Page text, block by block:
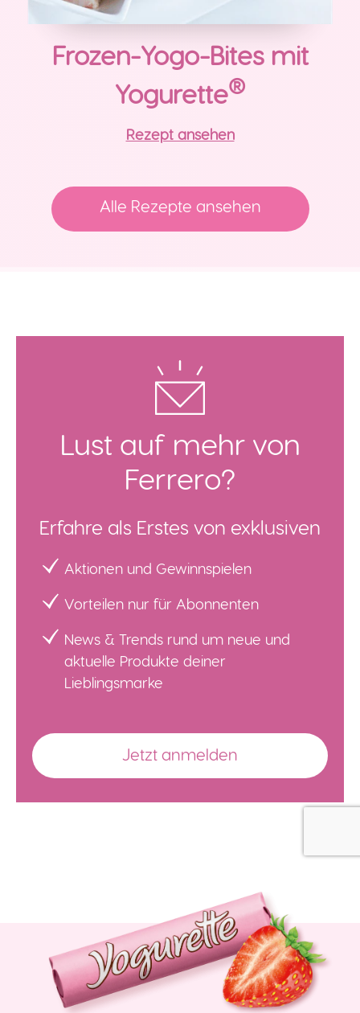
Frozen-Yogo-Bites mit
Yogurette®
Rezept ansehen
Alle Rezepte ansehen
Lust auf mehr von
Ferrero?
Erfahre als Erstes von exklusiven
Aktionen und Gewinnspielen
Vorteilen nur für Abonnenten
News & Trends rund um neue und
aktuelle Produkte deiner
Lieblingsmarke
Jetzt anmelden